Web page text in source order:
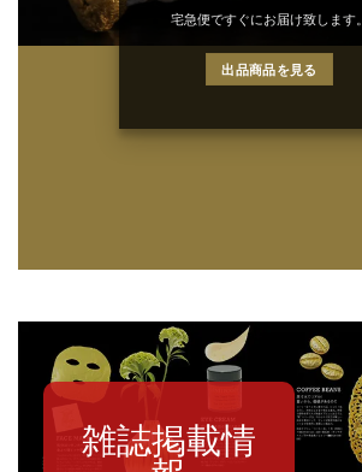
宅急便ですぐにお届け致します。
出品商品を見る
雑誌掲載情